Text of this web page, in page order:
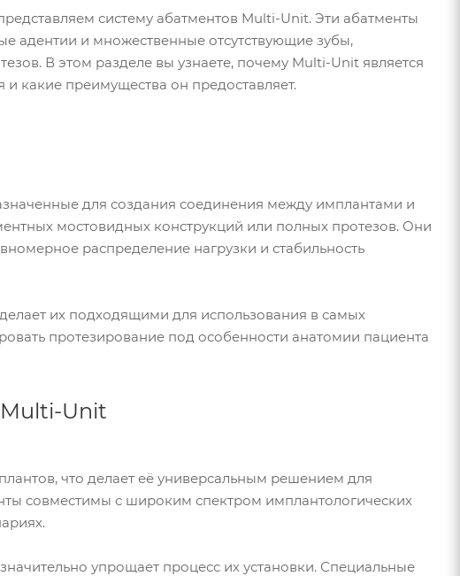
систему абатментов Multi-Unit. Эти абатменты
адентии и множественные отсутствующие зубы,
В этом разделе вы узнаете, почему Multi-Unit является
какие преимущества он предоставляет.
для создания соединения между имплантами и
мостовидных конструкций или полных протезов. Они
распределение нагрузки и стабильность
их подходящими для использования в самых
протезирование под особенности анатомии пациента
Unit
что делает её универсальным решением для
совместимы с широким спектром имплантологических
упрощает процесс их установки. Специальные